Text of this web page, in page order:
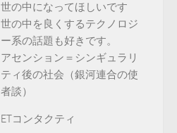
世の中になってほしいです
世の中を良くするテクノロジ
ー系の話題も好きです。
アセンション＝シンギュラリ
ティ後の社会（銀河連合の使
者談）
ETコンタクティ